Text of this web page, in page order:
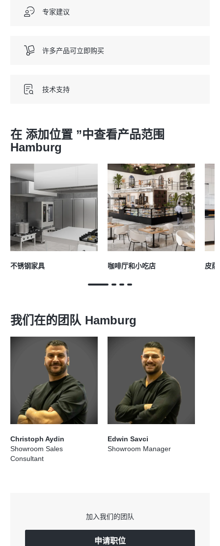
专家建议
许多产品可立即购买
技术支持
在 添加位置 ”中查看产品范围
Hamburg
不锈钢家具 咖啡厅和小吃店 皮
我们在的团队 Hamburg
Christoph Aydin
Showroom Sales
Consultant
Edwin Savci
Showroom Manager
加入我们的团队
申请职位